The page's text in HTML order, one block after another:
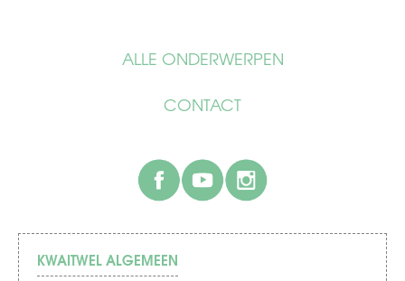
ALLE ONDERWERPEN
CONTACT
facebook
KWAITWEL ALGEMEEN